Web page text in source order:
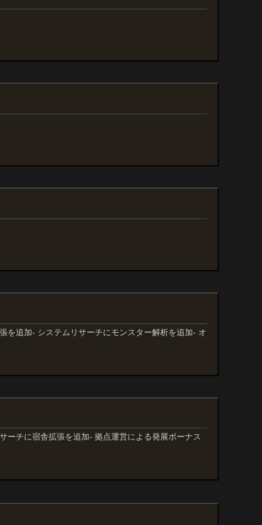
を追加- システムリサーチにモンスター解析を追加- オ
ーチに宿舎拡張を追加- 拠点運営による発展ボーナス